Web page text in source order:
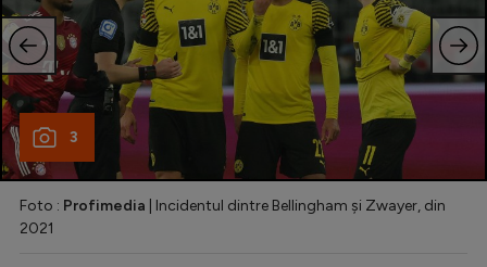
Intră în cont
Creează cont
3
Foto : Profimedia | Incidentul dintre Bellingham și Zwayer, din
2021